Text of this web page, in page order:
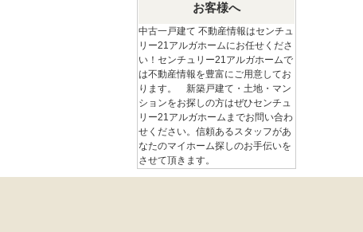
お客様へ
中古一戸建て 不動産情報はセンチュ
リー21アルガホームにお任せくださ
い！センチュリー21アルガホームで
は不動産情報を豊富にご用意してお
ります。 新築戸建て・土地・マン
ションをお探しの方はぜひセンチュ
リー21アルガホームまでお問い合わ
せください。信頼あるスタッフがあ
なたのマイホーム探しのお手伝いを
させて頂きます。